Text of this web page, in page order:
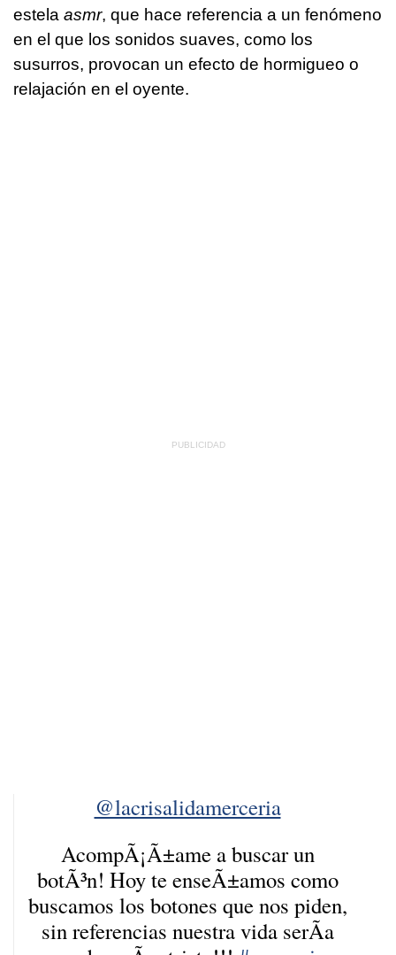
estela asmr, que hace referencia a un fenómeno
en el que los sonidos suaves, como los
susurros, provocan un efecto de hormigueo o
relajación en el oyente.
@lacrisalidamerceria
AcompÃ¡Ã±ame a buscar un
botÃ³n! Hoy te enseÃ±amos como
buscamos los botones que nos piden,
sin referencias nuestra vida serÃ­a